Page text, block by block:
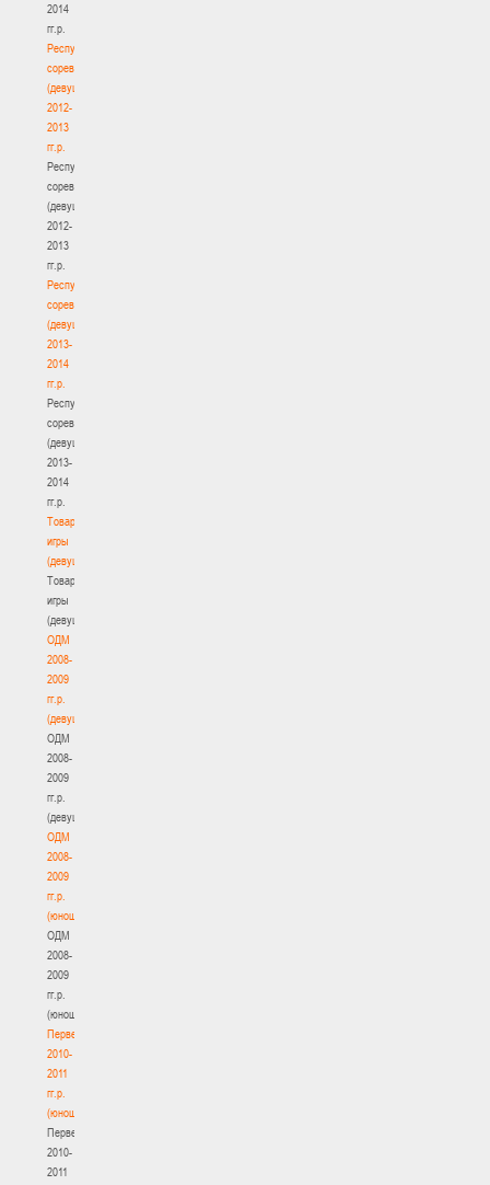
2014
гг.р.
Республиканские
соревнования
(девушки)
2012-
2013
гг.р.
Республиканские
соревнования
(девушки)
2012-
2013
гг.р.
Республиканские
соревнования
(девушки)
2013-
2014
гг.р.
Республиканские
соревнования
(девушки)
2013-
2014
гг.р.
Товарищеские
игры
(девушки)
Товарищеские
игры
(девушки)
ОДМ
2008-
2009
гг.р.
(девушки)
ОДМ
2008-
2009
гг.р.
(девушки)
ОДМ
2008-
2009
гг.р.
(юноши)
ОДМ
2008-
2009
гг.р.
(юноши)
Первенство
2010-
2011
гг.р.
(юноши)
Первенство
2010-
2011